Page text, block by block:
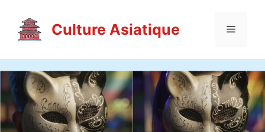
contenu
Culture Asiatique Menu